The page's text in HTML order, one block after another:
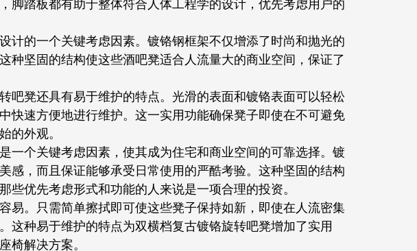
脚踏板都有助于整体符合人体工程学的设计，优先考虑用户的
计的一个关键考虑因素。镀铬钢框架不仅增添了时尚和抛光的
种坚固的结构使这些酒吧凳适合人流量大的商业空间，保证了
吧凳还具有易于维护的特点。光滑的表面和镀铬表面可以轻松
快速方便地进行维护。这一实用功能确保凳子即使在不可避免
的外观。
一个关键考虑因素，使其成为住宅和商业空间的可靠选择。镀
感，而且保证能够承受日常使用的严酷考验。这种坚固的结构
些优先考虑形式和功能的人来说是一项合理的投资。
易。只需简单擦拭即可使这些凳子保持如新，即使在人流密集
这种易于维护的特点为双横档复古镀铬旋转吧凳增加了实用
椅解决方案。